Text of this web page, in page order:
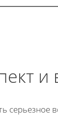
серьезное